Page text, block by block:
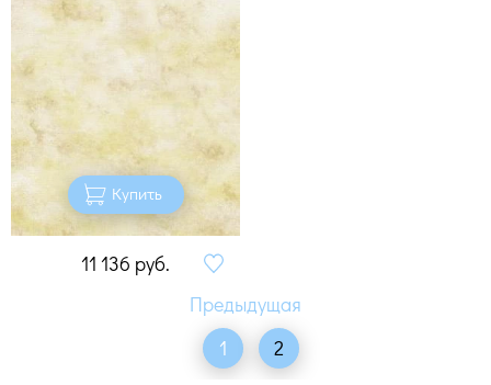
Купить
11 136 руб.
1 2